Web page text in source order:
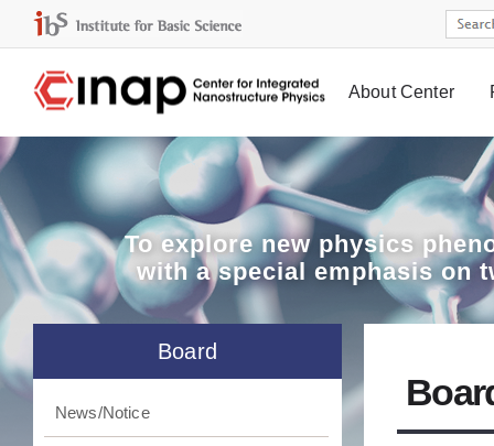
About Center
To explorenew physics
with a special emphasis on
Board
News/Notice